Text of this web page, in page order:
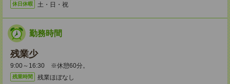
休日休暇 土・日・祝
勤務時間
残業少
9:00～16:30 ※休憩60分。
残業時間 残業ほぼなし